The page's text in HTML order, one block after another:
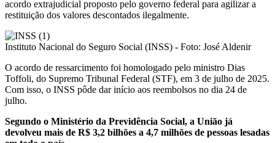
acordo extrajudicial proposto pelo governo federal para agilizar a
restituição dos valores descontados ilegalmente.
Instituto Nacional do Seguro Social (INSS) - Foto: José Aldenir
O acordo de ressarcimento foi homologado pelo ministro Dias
Toffoli, do Supremo Tribunal Federal (STF), em 3 de julho de 2025.
Com isso, o INSS pôde dar início aos reembolsos no dia 24 de
julho.
Segundo o Ministério da Previdência Social, a União já
devolveu mais de R$ 3,2 bilhões a 4,7 milhões de pessoas lesadas